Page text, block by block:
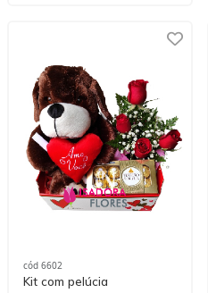
cód 6602
Kit com pelúcia